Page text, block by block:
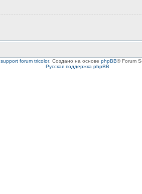
support forum tricolor, Создано на основе phpBB® Forum
Русская поддержка phpBB